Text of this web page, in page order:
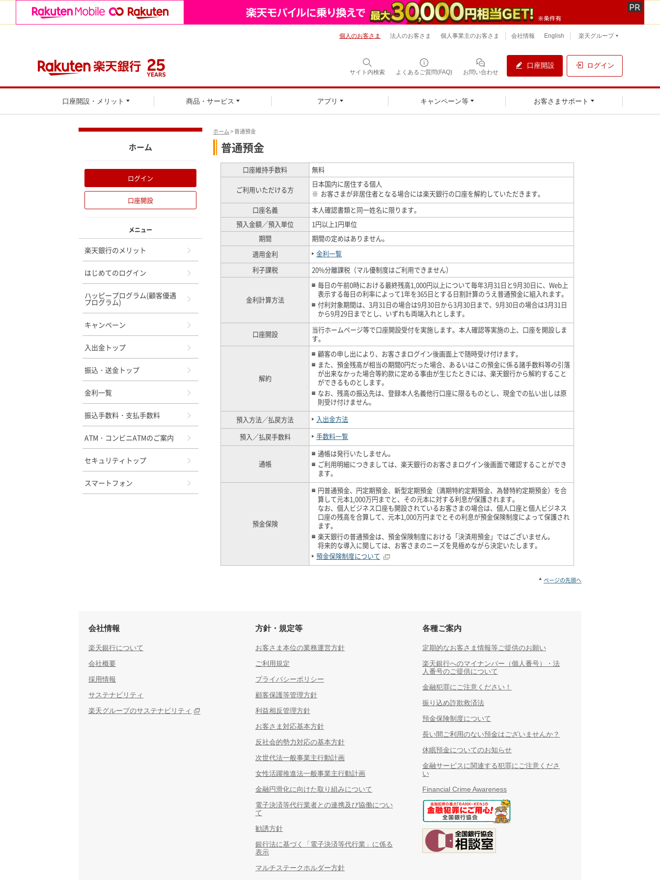
サイト内検索 よくあるご質問(FAQ) お問い合わせ
口座開設 ログイン
口座開設・メリット 商品・サービス アプリ キャンペーン等 お客さまサポート
個人のお客さま 法人のお客さま 個人事業主のお客さま 会社情報 English 楽天グループ
ホーム> 普通預金
普通預金
口座維持手数料 無料
ご利用いただける方
日本国内に居住する個人
※ お客さまが非居住者となる場合には楽天銀行の口座を解約していただきます。
口座名義
本人確認書類と同一姓名に限ります。
預入金額／預入単位
1円以上1円単位
期間
期間の定めはありません。
適用金利
金利一覧
利子課税
20%分離課税（マル優制度はご利用できません）
金利計算方法
毎日の午前0時における最終残高1,000円以上について毎年3月31日と9月30日に、Web上
表示する毎日の利率によって1年を365日とする日割計算のうえ普通預金に組入れます。
付利対象期間は、3月31日の場合は9月30日から3月30日まで、9月30日の場合は3月31日
から9月29日までとし、いずれも両端入れとします。
口座開設
当行ホームページ等で口座開設受付を実施します。本人確認等実施の上、口座を開設しま
す。
解約
顧客の申し出により、お客さまログイン後画面上で随時受け付けます。
また、預金残高が相当の期間0円だった場合、あるいはこの預金に係る諸手数料等の引落
が出来なかった場合等約款に定める事由が生じたときには、楽天銀行から解約すること
ができるものとします。
なお、残高の振込先は、登録本人名義他行口座に限るものとし、現金での払い出しは原
則受け付けません。
預入方法／払戻方法
入出金方法
預入／払戻手数料
手数料一覧
通帳
通帳は発行いたしません。
ご利用明細につきましては、楽天銀行のお客さまログイン後画面で確認することができ
ます。
預金保険
円普通預金、円定期預金、新型定期預金（満期特約定期預金、為替特約定期預金）を合
算して元本1,000万円までと、その元本に対する利息が保護されます。
なお、個人ビジネス口座も開設されているお客さまの場合は、個人口座と個人ビジネス
口座の残高を合算して、元本1,000万円までとその利息が預金保険制度によって保護され
ます。
楽天銀行の普通預金は、預金保険制度における「決済用預金」ではございません。
将来的な導入に関しては、お客さまのニーズを見極めながら決定いたします。
預金保険制度について
ページの先頭へ
ホーム
ログイン
口座開設
メニュー
楽天銀行のメリット
はじめてのログイン
ハッピープログラム(顧客優遇
プログラム)
キャンペーン
入出金トップ
振込・送金トップ
金利一覧
振込手数料・支払手数料
ATM・コンビニATMのご案内
セキュリティトップ
スマートフォン
会社情報
楽天銀行について
会社概要
採用情報
サステナビリティ
楽天グループのサステナビリティ
方針・規定等
お客さま本位の業務運営方針
ご利用規定
プライバシーポリシー
顧客保護等管理方針
利益相反管理方針
お客さま対応基本方針
反社会的勢力対応の基本方針
次世代法一般事業主行動計画
女性活躍推進法一般事業主行動計画
金融円滑化に向けた取り組みについて
電子決済等代行業者との連携及び協働につい
て
勧誘方針
銀行法に基づく「電子決済等代行業」に係る
表示
マルチステークホルダー方針
各種ご案内
定期的なお客さま情報等ご提供のお願い
楽天銀行へのマイナンバー（個人番号）・法
人番号のご提供について
金融犯罪にご注意ください！
振り込め詐欺救済法
預金保険制度について
長い間ご利用のない預金はございませんか？
休眠預金についてのお知らせ
金融サービスに関連する犯罪にご注意くださ
い
Financial Crime Awareness